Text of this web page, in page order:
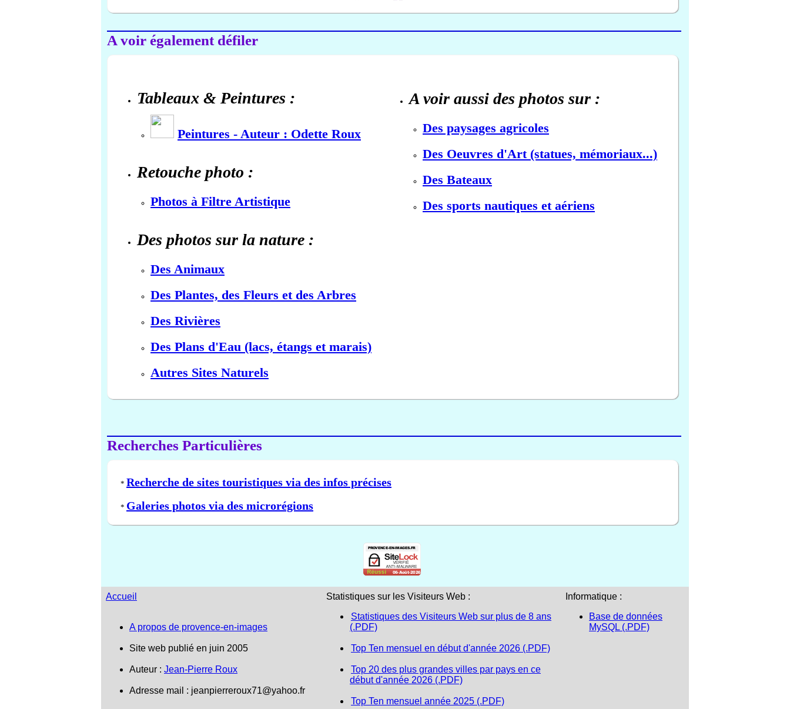
A voir également défiler
Tableaux & Peintures :
Peintures - Auteur : Odette Roux
Retouche photo :
Photos à Filtre Artistique
Des photos sur la nature :
Des Animaux
Des Plantes, des Fleurs et des Arbres
Des Rivières
Des Plans d'Eau (lacs, étangs et marais)
Autres Sites Naturels
A voir aussi des photos sur :
Des paysages agricoles
Des Oeuvres d'Art (statues, mémoriaux...)
Des Bateaux
Des sports nautiques et aériens
Recherches Particulières
* Recherche de sites touristiques via des infos précises
* Galeries photos via des microrégions
Accueil
A propos de provence-en-images
Site web publié en juin 2005
Auteur : Jean-Pierre Roux
Adresse mail : jeanpierreroux71@yahoo.fr
Statistiques sur les Visiteurs Web :
Statistiques des Visiteurs Web sur plus de 8 ans
(.PDF)
Top Ten mensuel en début d'année 2026 (.PDF)
Top 20 des plus grandes villes par pays en ce
début d'année 2026 (.PDF)
Top Ten mensuel année 2025 (.PDF)
Informatique :
Base de données
MySQL (.PDF)